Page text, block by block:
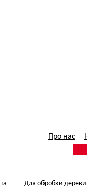
Про нас
Для обробки